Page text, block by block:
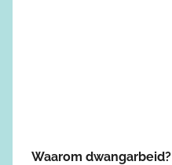
Waarom dwangarbeid?